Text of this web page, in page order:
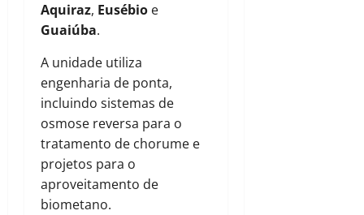
Aquiraz, Eusébio e
Guaiúba.
A unidade utiliza
engenharia de ponta,
incluindo sistemas de
osmose reversa para o
tratamento de chorume e
projetos para o
aproveitamento de
biometano.